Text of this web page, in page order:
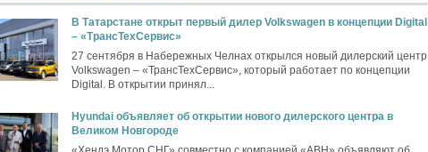
В Татарстане открыт первый дилер Volkswagen в концепции Digital
– «ТрансТехСервис»
27 сентября в Набережных Челнах открылся новый дилерский центр
Volkswagen – «ТрансТехСервис», который работает по концепции
Digital. В открытии принял...
Hyundai объявляет об открытии нового дилерского центра в
Великом Новгороде